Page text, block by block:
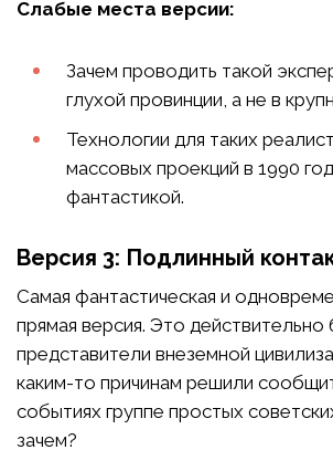
Слабые места версии:
Зачем проводить такой
глухой провинции, а не в
Технологии для таких
массовых проекций в 1990
фантастикой.
Версия 3: Подлинный
Самая фантастическая и
прямая версия. Это действительно
представители внеземной
каким-то причинам решили
событиях группе простых
зачем?